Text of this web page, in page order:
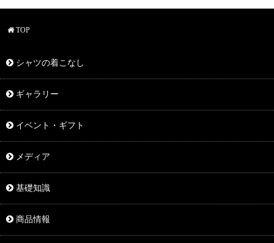
TOP
シャツの着こなし
ギャラリー
イベント・ギフト
メディア
基礎知識
商品情報